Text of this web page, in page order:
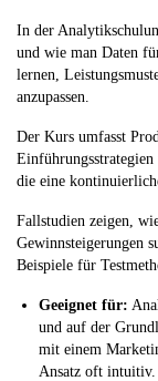
In der
und wie man Daten
lernen,
anzupassen.
Der Kurs umfasst
Einführungsstrategien
die eine
Fallstudien zeigen,
Gewinnsteigerungen
Beispiele für
Geeignet für:
und auf der
mit einem
Ansatz oft intuitiv.